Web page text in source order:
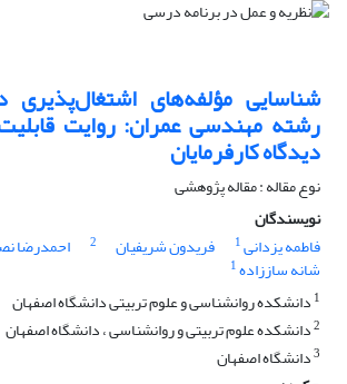
شناسایی مؤلفه‌های اشتغال‌پذیری
رشته مهندسی عمران: روایت
دیدگاه کارفرمایان
نوع مقاله : مقاله پژوهشی
نویسندگان
فاطمه یزدانی1 فریدون شریفیان 2 احمدرضا
شانه ساززاده1
1 دانشکده روانشناسی و علوم تربیتی دانشگاه اصفهان
2دانشکده علوم تربیتی و روانشناسی ، دانشگاه اصفهان
3دانشگاه اصفهان